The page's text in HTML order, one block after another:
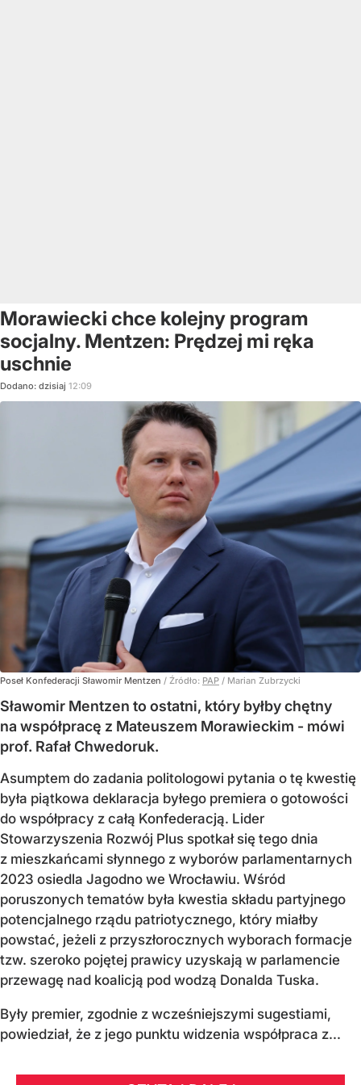
Morawiecki chce kolejny program
socjalny. Mentzen: Prędzej mi ręka
uschnie
Dodano: dzisiaj 12:09
Poseł Konfederacji Sławomir Mentzen / Źródło: PAP / Marian Zubrzycki
Sławomir Mentzen to ostatni, który byłby chętny
na współpracę z Mateuszem Morawieckim - mówi
prof. Rafał Chwedoruk.
Asumptem do zadania politologowi pytania o tę kwestię
była piątkowa deklaracja byłego premiera o gotowości
do współpracy z całą Konfederacją. Lider
Stowarzyszenia Rozwój Plus spotkał się tego dnia
z mieszkańcami słynnego z wyborów parlamentarnych
2023 osiedla Jagodno we Wrocławiu. Wśród
poruszonych tematów była kwestia składu partyjnego
potencjalnego rządu patriotycznego, który miałby
powstać, jeżeli z przyszłorocznych wyborach formacje
tzw. szeroko pojętej prawicy uzyskają w parlamencie
przewagę nad koalicją pod wodzą Donalda Tuska.
Były premier, zgodnie z wcześniejszymi sugestiami,
powiedział, że z jego punktu widzenia współpraca z...